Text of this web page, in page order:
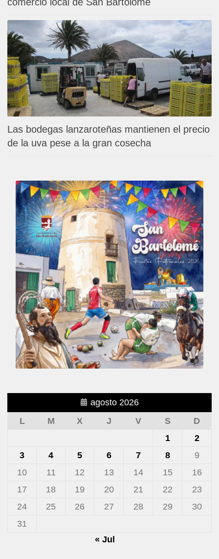
Las bodegas lanzaroteñas mantienen el precio
de la uva pese a la gran cosecha
agosto 2026
L
M X J V S
D
1
2
3
4 5 6 7 8
9
10
11 12 13 14 15
16
17
18 19 20 21 22
23
24
25 26 27 28 29
30
31
« Jul